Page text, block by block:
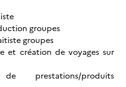
groupes
groupes
et création de voyages sur
prestations/produits